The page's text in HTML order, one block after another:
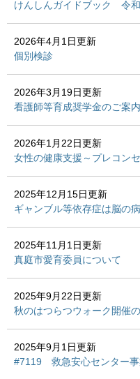
けんしんガイドブック 令
2026年4月1日更新
個別検診
2026年3月19日更新
看護師等育成奨学金のご案内
2026年1月22日更新
女性の健康支援～プレコン
2025年12月15日更新
ギャンブル等依存症は脳の
2025年11月1日更新
真庭市愛育委員について
2025年9月22日更新
秋のはつらつウォーク開催
2025年9月1日更新
#7119 救急安心センター